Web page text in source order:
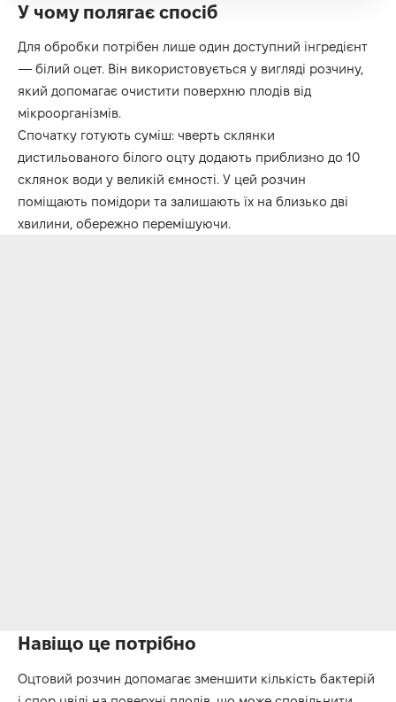
У чому полягає спосіб
Для обробки потрібен лише один доступний інгредієнт
— білий оцет. Він використовується у вигляді розчину,
який допомагає очистити поверхню плодів від
мікроорганізмів.
Спочатку готують суміш: чверть склянки
дистильованого білого оцту додають приблизно до 10
склянок води у великій ємності. У цей розчин
поміщають помідори та залишають їх на близько дві
хвилини, обережно перемішуючи.
Навіщо це потрібно
Оцтовий розчин допомагає зменшити кількість бактерій